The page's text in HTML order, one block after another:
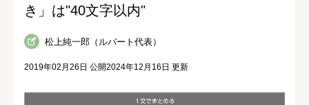
き」は"40文字以内"
松上純一郎（ルバート代表）
2019年02月26日 公開2024年12月16日 更新